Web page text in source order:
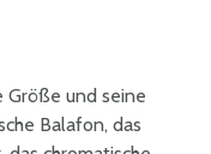
Größe und seine
Balafon, das